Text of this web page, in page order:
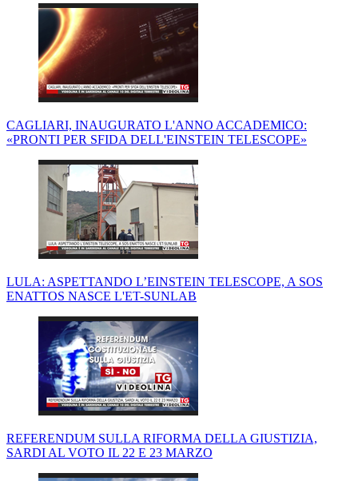
CAGLIARI, INAUGURATO L'ANNO ACCADEMICO:
«PRONTI PER SFIDA DELL'EINSTEIN TELESCOPE»
LULA: ASPETTANDO L’EINSTEIN TELESCOPE, A SOS
ENATTOS NASCE L'ET-SUNLAB
REFERENDUM SULLA RIFORMA DELLA GIUSTIZIA,
SARDI AL VOTO IL 22 E 23 MARZO